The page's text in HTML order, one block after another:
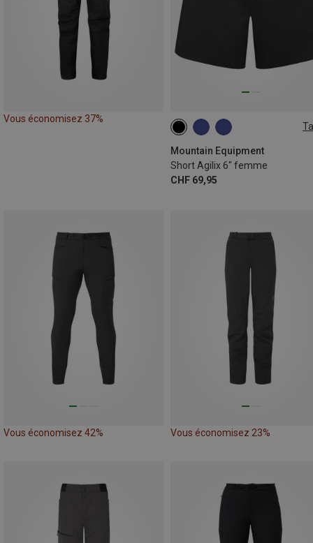
Vous économisez 37%
Mountain Equipment
Short Agilix 6" femme
CHF 69,95
S M L
Vous économisez 42% Vous économisez 23%